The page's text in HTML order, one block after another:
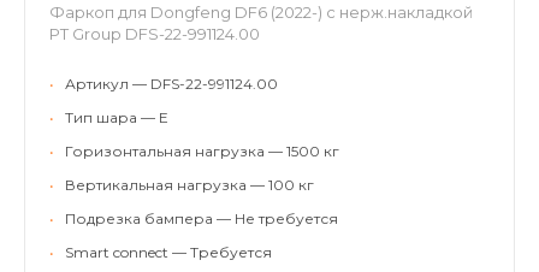
Фаркоп для Dongfeng DF6 (2022-) с нерж.накладкой
PT Group DFS-22-991124.00
•
Артикул — DFS-22-991124.00
•
Тип шара — E
•
Горизонтальная нагрузка — 1500 кг
•
Вертикальная нагрузка — 100 кг
•
Подрезка бампера — Не требуется
•
Smart connect — Требуется